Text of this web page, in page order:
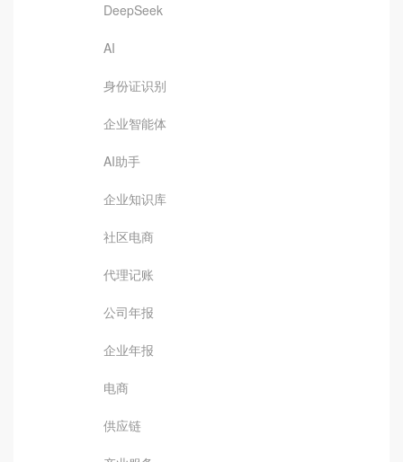
DeepSeek
AI
身份证识别
企业智能体
AI助手
企业知识库
社区电商
代理记账
公司年报
企业年报
电商
供应链